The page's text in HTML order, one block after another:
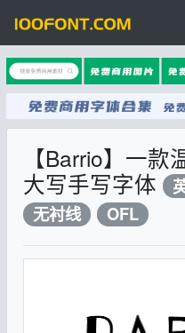
【Barrio】一
大写手写字体
无衬线
OFL